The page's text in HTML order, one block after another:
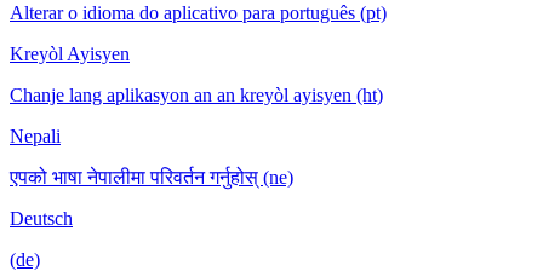
Alterar o idioma do aplicativo para português (pt)
Kreyòl Ayisyen
Chanje lang aplikasyon an an kreyòl ayisyen (ht)
Nepali
एपको भाषा नेपालीमा परिवर्तन गर्नुहोस् (ne)
Deutsch
(de)